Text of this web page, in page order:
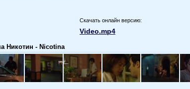
Скачать онлайн версию:
Video.mp4
Никотин - Nicotina